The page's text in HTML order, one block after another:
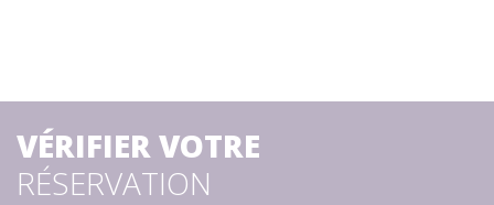
VÉRIFIER VOTRE
RÉSERVATION